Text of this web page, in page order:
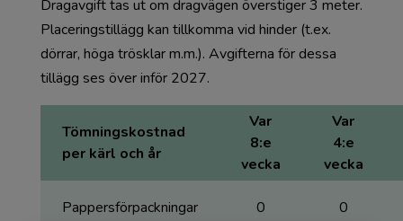
Dragavgift tas ut om dragvägen överstiger 3 meter.
Placeringstillägg kan tillkomma vid hinder (t.ex.
dörrar, höga trösklar m.m.). Avgifterna för dessa
tillägg ses över inför 2027.
Tömningskostnad
per kärl och år
Var
8:e
vecka
Var
4:e
vecka
Pappersförpackningar 0 0